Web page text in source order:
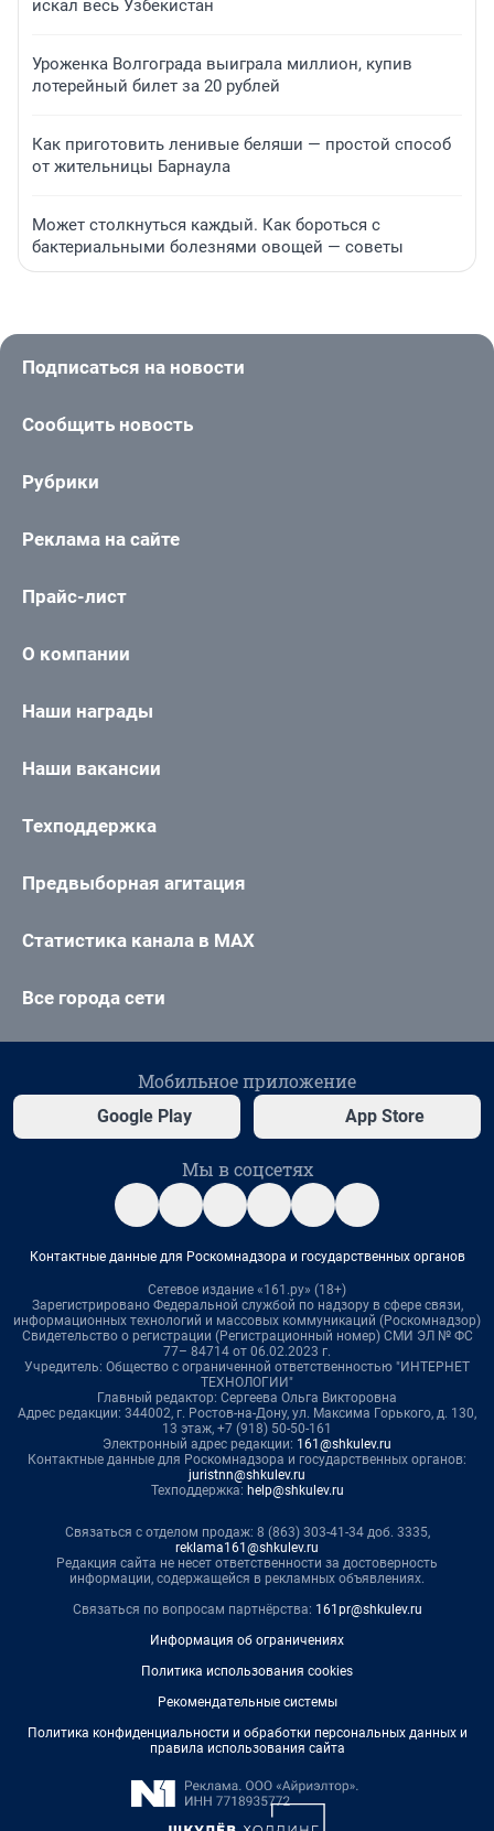
искал весь Узбекистан
Уроженка Волгограда выиграла миллион, купив
лотерейный билет за 20 рублей
Как приготовить ленивые беляши — простой способ
от жительницы Барнаула
Может столкнуться каждый. Как бороться с
бактериальными болезнями овощей — советы
Подписаться на новости
Сообщить новость
Рубрики
Реклама на сайте
Прайс-лист
О компании
Наши награды
Наши вакансии
Техподдержка
Предвыборная агитация
Статистика канала в MAX
Все города сети
Мобильное приложение
Google Play App Store
Мы в соцсетях
Контактные данные для Роскомнадзора и государственных органов
Сетевое издание «161.ру» (18+)
Зарегистрировано Федеральной службой по надзору в сфере связи,
информационных технологий и массовых коммуникаций (Роскомнадзор)
Свидетельство о регистрации (Регистрационный номер) СМИ ЭЛ № ФС
77– 84714 от 06.02.2023 г.
Учредитель: Общество с ограниченной ответственностью "ИНТЕРНЕТ
ТЕХНОЛОГИИ"
Главный редактор: Сергеева Ольга Викторовна
Адрес редакции: 344002, г. Ростов-на-Дону, ул. Максима Горького, д. 130,
13 этаж, +7 (918) 50-50-161
Электронный адрес редакции: 161@shkulev.ru
Контактные данные для Роскомнадзора и государственных органов:
juristnn@shkulev.ru
Техподдержка: help@shkulev.ru
Связаться с отделом продаж: 8 (863) 303-41-34 доб. 3335,
reklama161@shkulev.ru
Редакция сайта не несет ответственности за достоверность
информации, содержащейся в рекламных объявлениях.
Связаться по вопросам партнёрства: 161pr@shkulev.ru
Информация об ограничениях
Политика использования cookies
Рекомендательные системы
Политика конфиденциальности и обработки персональных данных и
правила использования сайта